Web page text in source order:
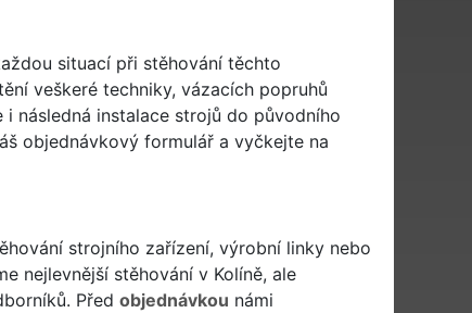
situací při stěhování těchto
veškeré techniky, vázacích popruhů
následná instalace strojů do původního
objednávkový formulářa vyčkejte na
strojního zařízení, výrobní linky nebo
nejlevnější stěhování v Kolíně, ale
Před objednávkou námi